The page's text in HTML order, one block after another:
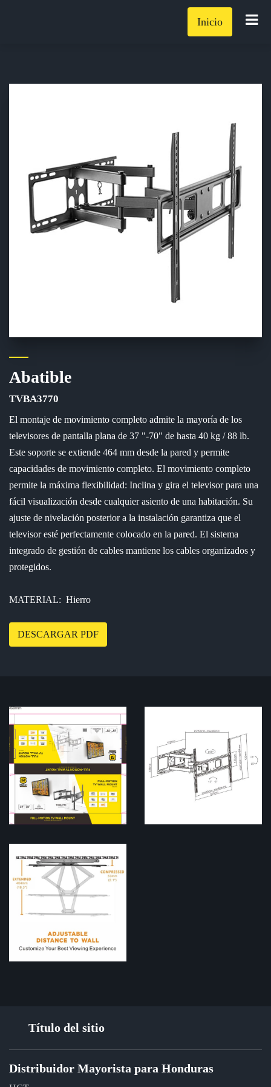
Inicio
Abatible
TVBA3770
El montaje de movimiento completo admite la mayoría de los
televisores de pantalla plana de 37 "-70" de hasta 40 kg / 88 lb.
Este soporte se extiende 464 mm desde la pared y permite
capacidades de movimiento completo. El movimiento completo
permite la máxima flexibilidad: Inclina y gira el televisor para una
fácil visualización desde cualquier asiento de una habitación. Su
ajuste de nivelación posterior a la instalación garantiza que el
televisor esté perfectamente colocado en la pared. El sistema
integrado de gestión de cables mantiene los cables organizados y
protegidos.
MATERIAL: Hierro
DESCARGAR PDF
Título del sitio
Distribuidor Mayorista para Honduras